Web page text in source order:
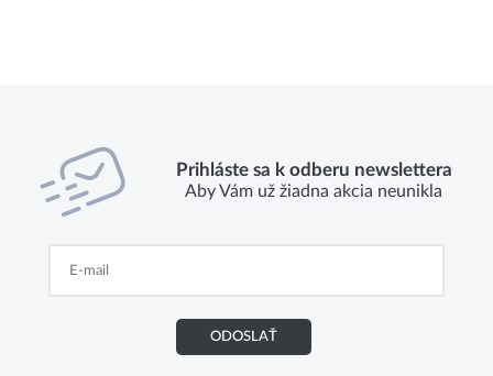
Prihláste sa k odberu newslettera
Aby Vám už žiadna akcia neunikla
ODOSLAŤ